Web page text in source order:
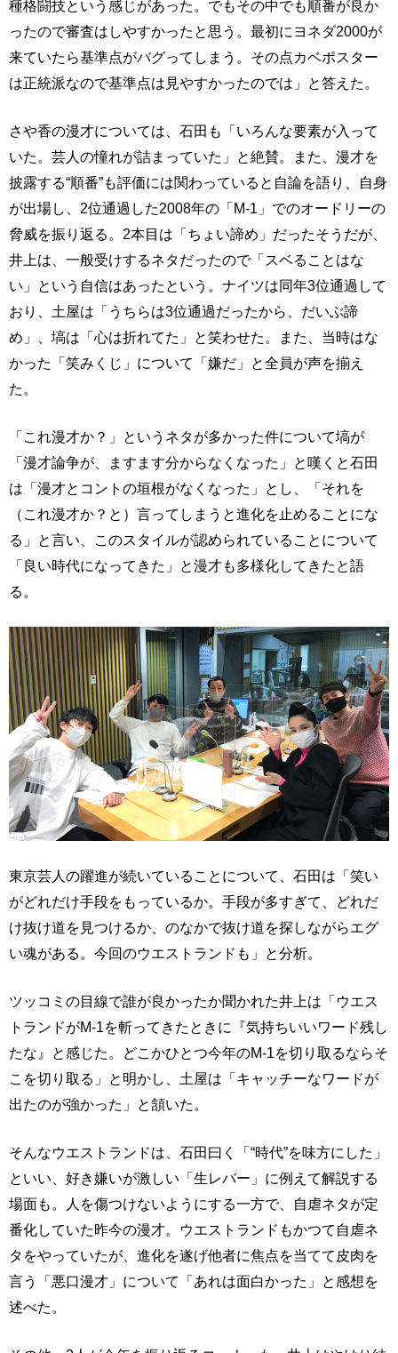
種格闘技という感じがあった。でもその中でも順番が良か
ったので審査はしやすかったと思う。最初にヨネダ2000が
来ていたら基準点がバグってしまう。その点カベポスター
は正統派なので基準点は見やすかったのでは」と答えた。
さや香の漫才については、石田も「いろんな要素が入って
いた。芸人の憧れが詰まっていた」と絶賛。また、漫才を
披露する“順番”も評価には関わっていると自論を語り、自身
が出場し、2位通過した2008年の「M-1」でのオードリーの
脅威を振り返る。2本目は「ちょい諦め」だったそうだが、
井上は、一般受けするネタだったので「スベることはな
い」という自信はあったという。ナイツは同年3位通過して
おり、土屋は「うちらは3位通過だったから、だいぶ諦
め」、塙は「心は折れてた」と笑わせた。また、当時はな
かった「笑みくじ」について「嫌だ」と全員が声を揃え
た。
「これ漫才か？」というネタが多かった件について塙が
「漫才論争が、ますます分からなくなった」と嘆くと石田
は「漫才とコントの垣根がなくなった」とし、「それを
（これ漫才か？と）言ってしまうと進化を止めることにな
る」と言い、このスタイルが認められていることについて
「良い時代になってきた」と漫才も多様化してきたと語
る。
東京芸人の躍進が続いていることについて、石田は「笑い
がどれだけ手段をもっているか。手段が多すぎて、どれだ
け抜け道を見つけるか、のなかで抜け道を探しながらエグ
い魂がある。今回のウエストランドも」と分析。
ツッコミの目線で誰が良かったか聞かれた井上は「ウエス
トランドがM-1を斬ってきたときに『気持ちいいワード残し
たな』と感じた。どこかひとつ今年のM-1を切り取るならそ
こを切り取る」と明かし、土屋は「キャッチーなワードが
出たのが強かった」と頷いた。
そんなウエストランドは、石田曰く「“時代”を味方にした」
といい、好き嫌いが激しい「生レバー」に例えて解説する
場面も。人を傷つけないようにする一方で、自虐ネタが定
番化していた昨今の漫才。ウエストランドもかつて自虐ネ
タをやっていたが、進化を遂げ他者に焦点を当てて皮肉を
言う「悪口漫才」について「あれは面白かった」と感想を
述べた。